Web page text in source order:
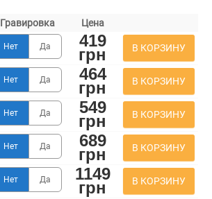
Гравировка Цена
Нет Да 419
грн В КОРЗИНУ
Нет Да 464
грн В КОРЗИНУ
Нет Да 549
грн В КОРЗИНУ
Нет Да 689
грн В КОРЗИНУ
Нет Да 1149
грн В КОРЗИНУ